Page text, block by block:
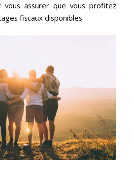
vous assurer que vous profitez
fiscaux disponibles.